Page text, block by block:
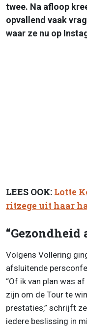
twee. Na afloop
opvallend vaak
waar ze nu op
LEES OOK: Lotte
ritzege uit haar
“Gezondheid
Volgens Vollering
afsluitende
“Of ik van plan was
zijn om de Tour te
prestaties,” schrijft
iedere beslissing in